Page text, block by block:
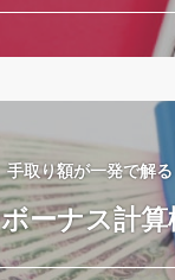
手取り額が一発で解
ボーナス計算